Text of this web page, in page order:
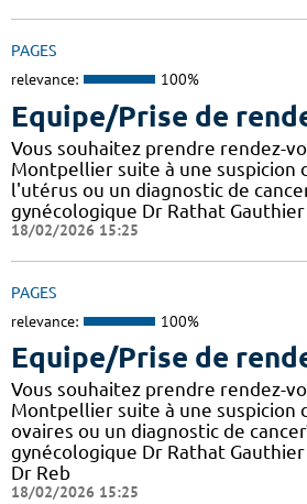
PAGES
relevance: 100%
Equipe/Prise de
Vous souhaitez prendre rendez-
Montpellier suite à une suspicion
l'utérus ou un diagnostic de
gynécologique Dr Rathat Gauthier
18/02/2026 15:25
PAGES
relevance: 100%
Equipe/Prise de
Vous souhaitez prendre rendez-
Montpellier suite à une suspicion
ovaires ou un diagnostic de
gynécologique Dr Rathat Gauthier
Dr Reb
18/02/2026 15:25